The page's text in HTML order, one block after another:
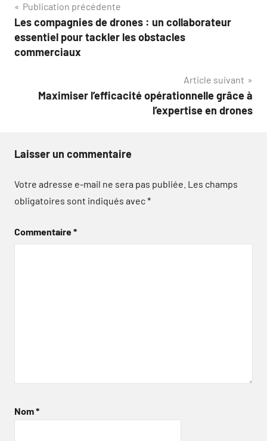
Navigation
de
l’article
Publication précédente
Les compagnies de drones : un collaborateur
essentiel pour tackler les obstacles
commerciaux
Article suivant
Maximiser l’efficacité opérationnelle grâce à
l’expertise en drones
Laisser un commentaire
Votre adresse e-mail ne sera pas publiée. Les champs
obligatoires sont indiqués avec*
Commentaire*
Nom*